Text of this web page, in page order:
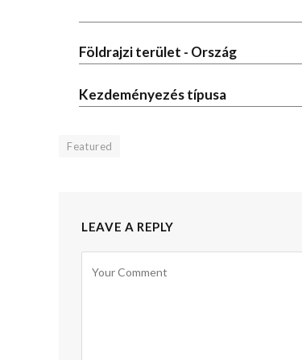
Földrajzi terület - Ország
Kezdeményezés típusa
Featured
LEAVE A REPLY